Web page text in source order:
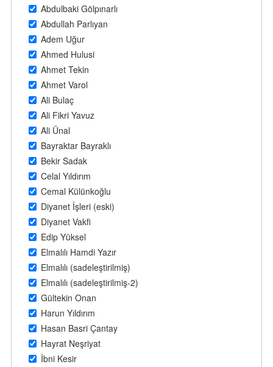
Abdulbaki Gölpınarlı
Abdullah Parlıyan
Adem Uğur
Ahmed Hulusi
Ahmet Tekin
Ahmet Varol
Ali Bulaç
Ali Fikri Yavuz
Ali Ünal
Bayraktar Bayraklı
Bekir Sadak
Celal Yıldırım
Cemal Külünkoğlu
Diyanet İşleri (eski)
Diyanet Vakfi
Edip Yüksel
Elmalılı Hamdi Yazır
Elmalılı (sadeleştirilmiş)
Elmalılı (sadeleştirilmiş-2)
Gültekin Onan
Harun Yıldırım
Hasan Basri Çantay
Hayrat Neşriyat
İbni Kesir